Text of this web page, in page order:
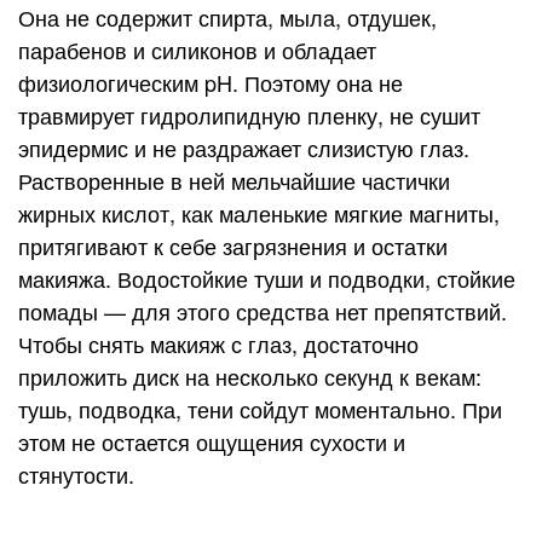
Она не содержит спирта, мыла, отдушек,
парабенов и силиконов и обладает
физиологическим pH. Поэтому она не
травмирует гидролипидную пленку, не сушит
эпидермис и не раздражает слизистую глаз.
Растворенные в ней мельчайшие частички
жирных кислот, как маленькие мягкие магниты,
притягивают к себе загрязнения и остатки
макияжа. Водостойкие туши и подводки, стойкие
помады — для этого средства нет препятствий.
Чтобы снять макияж с глаз, достаточно
приложить диск на несколько секунд к векам:
тушь, подводка, тени сойдут моментально. При
этом не остается ощущения сухости и
стянутости.